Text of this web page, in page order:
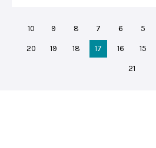
5
6
7
8
9
10
15
16
17
18
19
20
21